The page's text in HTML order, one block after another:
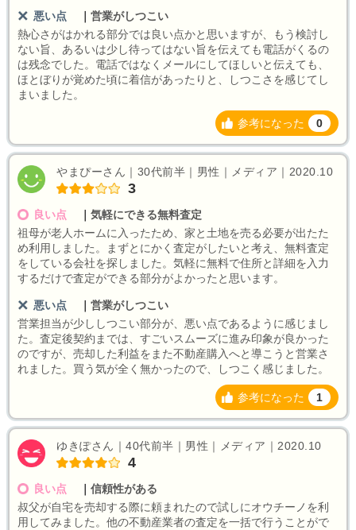
悪い点
営業がしつこい
熱心さがはかれる部分では良い点かと思いますが、もう検討し
ない旨、あるいは少し待ってはない旨を伝えても電話がくるの
は残念でした。電話ではなくメールにしてほしいと伝えても、
ほとぼりが覚めた頃に着信があったりと、しつこさを感じてし
まいました。
参考になった 0
やまぴーさん｜30代前半｜男性｜メディア｜2020.10
3
良い点
気軽にできる無料査定
祖母が老人ホームに入ったため、家と土地を売る必要が出たた
め利用しました。まずとにかく査定がしたいと考え、無料査定
をしている会社を探しました。気軽に無料で住所と詳細を入力
するだけで査定ができる部分がよかったと思います。
悪い点
営業がしつこい
営業担当が少ししつこい部分が、悪い点であるように感じまし
た。査定後契約までは、すごいスムーズに進み印象が良かった
のですが、売却した利益をまた不動産購入へと導こうと営業さ
れました。買う気が全く無かったので、しつこく感じました。
参考になった 1
ゆきぽさん｜40代前半｜男性｜メディア｜2020.10
4
良い点
信頼性がある
叔父が自宅を売却する際に頼まれたので試しにオウチーノを利
用してみました。他の不動産業者の査定を一括で行うことがで